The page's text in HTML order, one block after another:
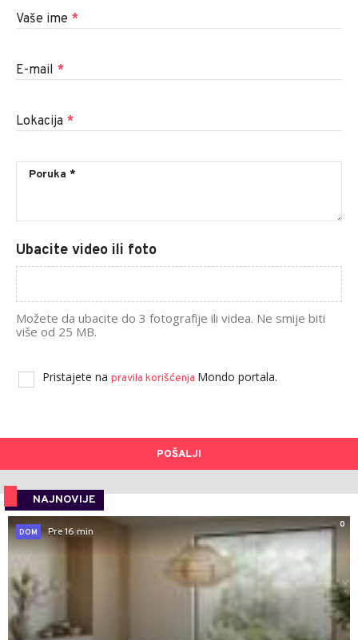
Vaše ime *
E-mail *
Lokacija *
Ubacite video ili foto
Možete da ubacite do 3 fotografije ili videa. Ne smije biti
više od 25 MB.
Pristajete na pravila korišćenja Mondo portala.
POŠALJI
NAJNOVIJE
0
DOM
Pre 16 min